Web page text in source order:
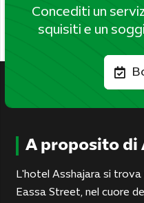
Concediti un
squisiti e un
A proposito di
L'hotel Asshajara si trova
Eassa Street, nel cuore